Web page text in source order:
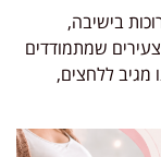
בישיבה,
שמתמודדים
מגיב ללחצים,